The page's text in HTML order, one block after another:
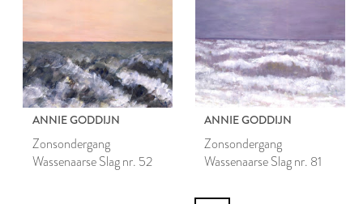
ANNIE GODDIJN
Zonsondergang
Wassenaarse Slag nr. 52
ANNIE GODDIJN
Zonsondergang
Wassenaarse Slag nr. 81